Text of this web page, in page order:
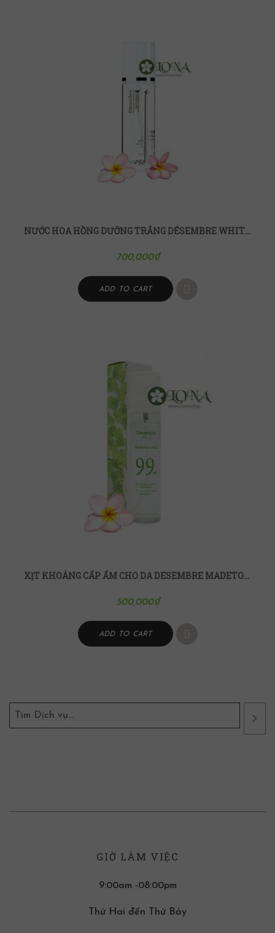
NƯỚC HOA HỒNG DƯỠNG TRẮNG DÉSEMBRE WHITE SCIENCE
700,000₫
ADD TO CART
XỊT KHOÁNG CẤP ẨM CHO DA DESEMBRE MADETOX MIST
500,000₫
ADD TO CART
GIỜ LÀM VIỆC
9:00am -08:00pm
Thứ Hai đến Thứ Bảy